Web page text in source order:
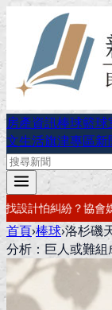
房產資訊棒球籃球
文生活旗津專區新
有保障要開公司？借
首頁›棒球›洛杉磯
分析：巨人或難